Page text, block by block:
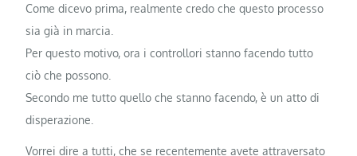
Come dicevo prima, realmente credo che questo processo
sia già in marcia.
Per questo motivo, ora i controllori stanno facendo tutto
ciò che possono.
Secondo me tutto quello che stanno facendo, è un atto di
disperazione.
Vorrei dire a tutti, che se recentemente avete attraversato